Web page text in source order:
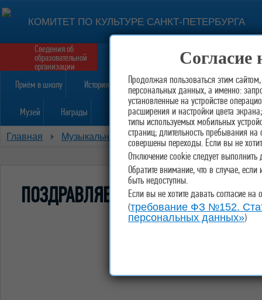
Согласие
Продолжая пользоваться этим
персональных данных, а именно:
установленные на устройстве
расширения и настройки цвета
типы используемых мобильных
страниц; длительность пребывания
совершены переходы. Если вы не
Отключение cookie следует
Обратите внимание, что в случае,
быть недоступны.
Если вы не хотите давать согласие
(требование ФЗ №152.
персональных данных»)
КОМИТЕТ ПО КУЛЬТУРЕ САНКТ-ПЕТЕРБУРГА
Форма обратной связи
Сведения об
образовательной
организации
Приём в школу
История
Музей Награды Конкурсы Расписание
Главная Музыкальное отделение Духовой отдел
ПОЗДРАВЛЯЕМ